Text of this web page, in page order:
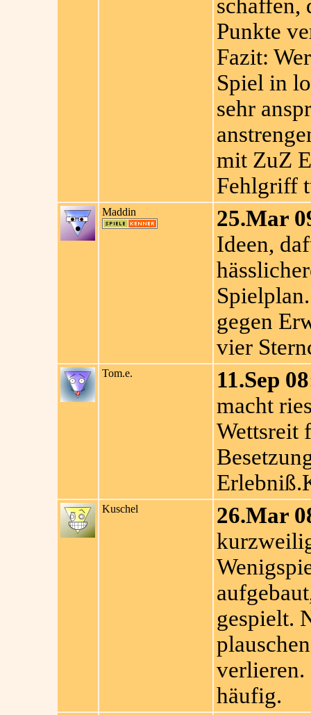
schaffen,
Punkte
Fazit:
Spiel in
sehr
mit ZuZ
Fehlgriff
Maddin
25.Mar
Ideen,
gegen
vier
Tom.e.
11.Sep
macht
Wettsreit
Kuschel
26.Mar
gespielt.
verlieren.
häufig.